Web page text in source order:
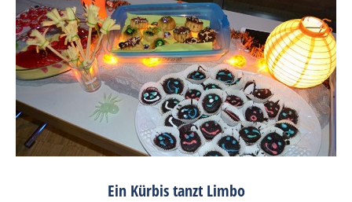
Ein Kürbis tanzt Limbo